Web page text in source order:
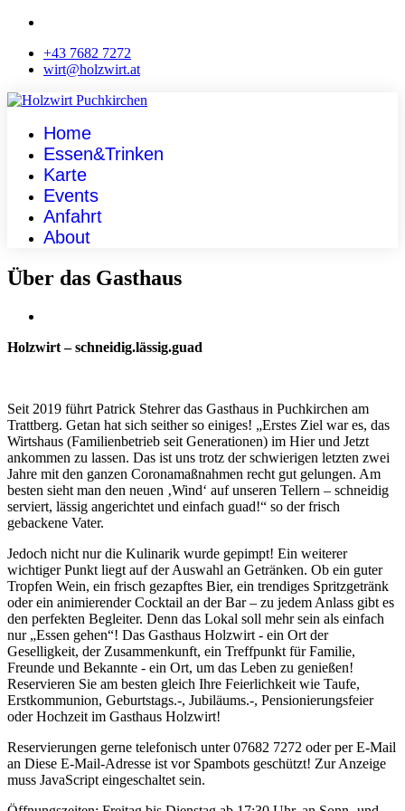
+43 7682 7272
wirt@holzwirt.at
Home
Essen&Trinken
Karte
Events
Anfahrt
About
Über das Gasthaus
Holzwirt – schneidig.lässig.guad
Seit 2019 führt Patrick Stehrer das Gasthaus in Puchkirchen am
Trattberg. Getan hat sich seither so einiges! „Erstes Ziel war es, das
Wirtshaus (Familienbetrieb seit Generationen) im Hier und Jetzt
ankommen zu lassen. Das ist uns trotz der schwierigen letzten zwei
Jahre mit den ganzen Coronamaßnahmen recht gut gelungen. Am
besten sieht man den neuen ‚Wind‘ auf unseren Tellern – schneidig
serviert, lässig angerichtet und einfach guad!“ so der frisch
gebackene Vater.
Jedoch nicht nur die Kulinarik wurde gepimpt! Ein weiterer
wichtiger Punkt liegt auf der Auswahl an Getränken. Ob ein guter
Tropfen Wein, ein frisch gezapftes Bier, ein trendiges Spritzgetränk
oder ein animierender Cocktail an der Bar – zu jedem Anlass gibt es
den perfekten Begleiter. Denn das Lokal soll mehr sein als einfach
nur „Essen gehen“! Das Gasthaus Holzwirt - ein Ort der
Geselligkeit, der Zusammenkunft, ein Treffpunkt für Familie,
Freunde und Bekannte - ein Ort, um das Leben zu genießen!
Reservieren Sie am besten gleich Ihre Feierlichkeit wie Taufe,
Erstkommunion, Geburtstags.-, Jubiläums.-, Pensionierungsfeier
oder Hochzeit im Gasthaus Holzwirt!
Reservierungen gerne telefonisch unter 07682 7272 oder per E-Mail
an Diese E-Mail-Adresse ist vor Spambots geschützt! Zur Anzeige
muss JavaScript eingeschaltet sein.